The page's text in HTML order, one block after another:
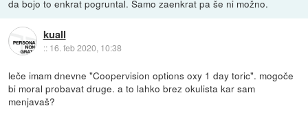
da bojo to enkrat pogruntal. Samo zaenkrat pa še ni možno.
kuall
:: 16. feb 2020, 10:38
leče imam dnevne "Coopervision options oxy 1 day toric". mogoče
bi moral probavat druge. a to lahko brez okulista kar sam
menjavaš?